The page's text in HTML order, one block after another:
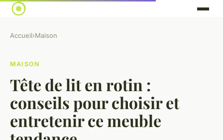
Accueil›Maison
MAISON
Tête de lit en rotin :
conseils pour choisir et
entretenir ce meuble